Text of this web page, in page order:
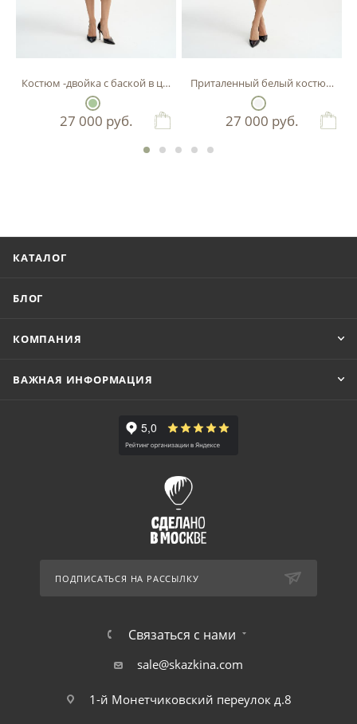
Костюм -двойка с баской в цвете фисташка
27 000 руб.
Приталенный белый костюм-
27 000 руб.
КАТАЛОГ
БЛОГ
КОМПАНИЯ
ВАЖНАЯ ИНФОРМАЦИЯ
ПОДПИСАТЬСЯ НА РАССЫЛКУ
Связаться с нами
sale@skazkina.com
1-й Монетчиковский переулок д.8